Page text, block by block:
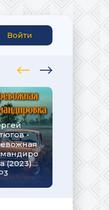
Войти
-
(2023)